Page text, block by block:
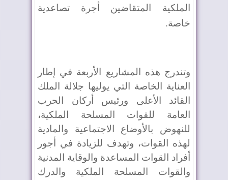
الملكية المتقاضين أجرة تصاعدية
خاصة.
وتندرج هذه المشاريع الأربعة في إطار
العناية الخاصة التي يوليها جلالة الملك
القائد الأعلى ورئيس أركان الحرب
العامة للقوات المسلحة الملكية،
للنهوض بالأوضاع الاجتماعية والمادية
لهذه القوات، وتهدف للزيادة في أجور
أفراد القوات المساعدة والوقاية المدنية
والقوات المسلحة الملكية والدرك